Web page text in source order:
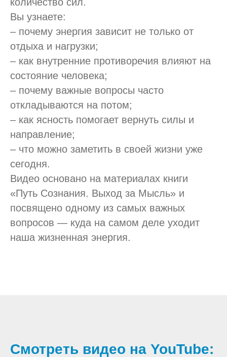
Вы узнаете:
– почему энергия зависит не только от
отдыха и нагрузки;
– как внутренние противоречия влияют на
состояние человека;
– почему важные вопросы часто
откладываются на потом;
– как ясность помогает вернуть силы и
направление;
– что можно заметить в своей жизни уже
сегодня.
Видео основано на материалах книги
«Путь Сознания. Выход за Мысль» и
посвящено одному из самых важных
вопросов — куда на самом деле уходит
наша жизненная энергия.
Смотреть видео на YouTube: